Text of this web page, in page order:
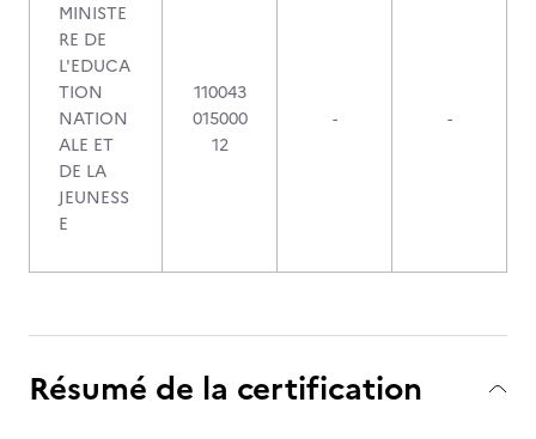
MINISTE
RE DE
L'EDUCA
TION
NATION
ALE ET
DE LA
JEUNESS
E
110043
015000
12
- -
Résumé de la certification